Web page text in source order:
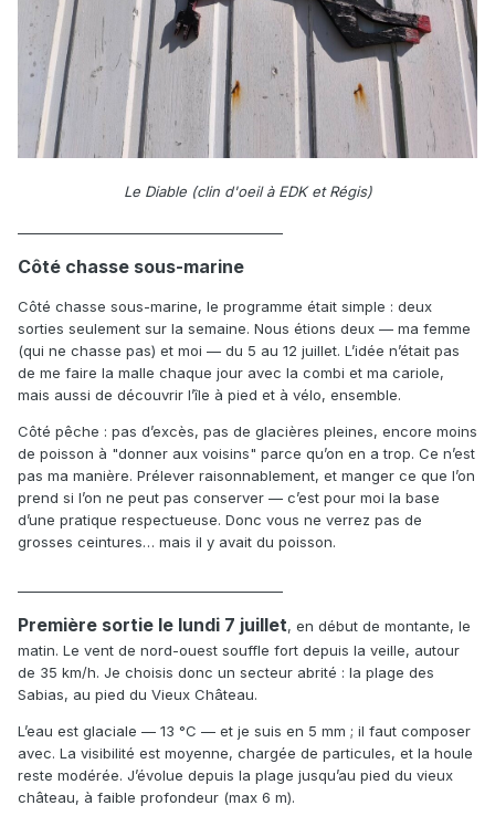
Le Diable (clin d'oeil à EDK et Régis)
Côté chasse sous-marine
Côté chasse sous-marine, le programme était simple : deux
sorties seulement sur la semaine. Nous étions deux — ma femme
(qui ne chasse pas) et moi — du 5 au 12 juillet. L’idée n’était pas
de me faire la malle chaque jour avec la combi et ma cariole,
mais aussi de découvrir l’île à pied et à vélo, ensemble.
Côté pêche : pas d’excès, pas de glacières pleines, encore moins
de poisson à "donner aux voisins" parce qu’on en a trop. Ce n’est
pas ma manière. Prélever raisonnablement, et manger ce que l’on
prend si l’on ne peut pas conserver — c’est pour moi la base
d’une pratique respectueuse. Donc vous ne verrez pas de
grosses ceintures… mais il y avait du poisson.
Première sortie le lundi 7 juillet, en début de montante, le
matin. Le vent de nord-ouest souffle fort depuis la veille, autour
de 35 km/h. Je choisis donc un secteur abrité : la plage des
Sabias, au pied du Vieux Château.
L’eau est glaciale — 13 °C — et je suis en 5 mm ; il faut composer
avec. La visibilité est moyenne, chargée de particules, et la houle
reste modérée. J’évolue depuis la plage jusqu’au pied du vieux
château, à faible profondeur (max 6 m).